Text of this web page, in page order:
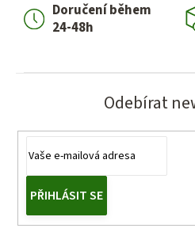
Doručení během
24-48h
Odebírat
PŘIHLÁSIT SE